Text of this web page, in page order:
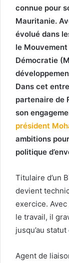
connue pour
Mauritanie.
évolué dans
le
Démocratie
Dans cet
partenaire de
son
président
ambitions
politique
Titulaire d’un
devient
exercice.
le travail, il
jusqu’au
Agent de